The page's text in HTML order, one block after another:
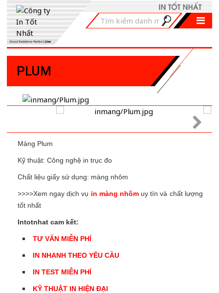
Good Relations-PerfectLine
PLUM
Màng Plum
Kỹ thuật: Công nghệ in trục đo
Chất liệu giấy sử dụng: màng nhôm
>>>>Xem ngay dịch vụ in màng nhômuy tín và chất lượng
tốt nhất
Intotnhat cam kết:
TƯ VẤN MIỄN PHÍ
IN NHANH THEO YÊU CẦU
IN TEST MIỄN PHÍ
KỸ THUẬT IN HIỆN ĐẠI